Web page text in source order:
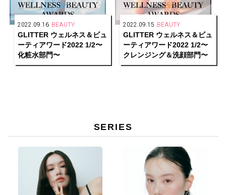
2022.09.16 BEAUTY
GLITTER ウェルネス＆ビュ
ーティアワード2022 1/2〜
化粧水部門〜
2022.09.15 BEAUTY
GLITTER ウェルネス＆ビュ
ーティアワード2022 1/2〜
クレンジング＆洗顔部門〜
SERIES